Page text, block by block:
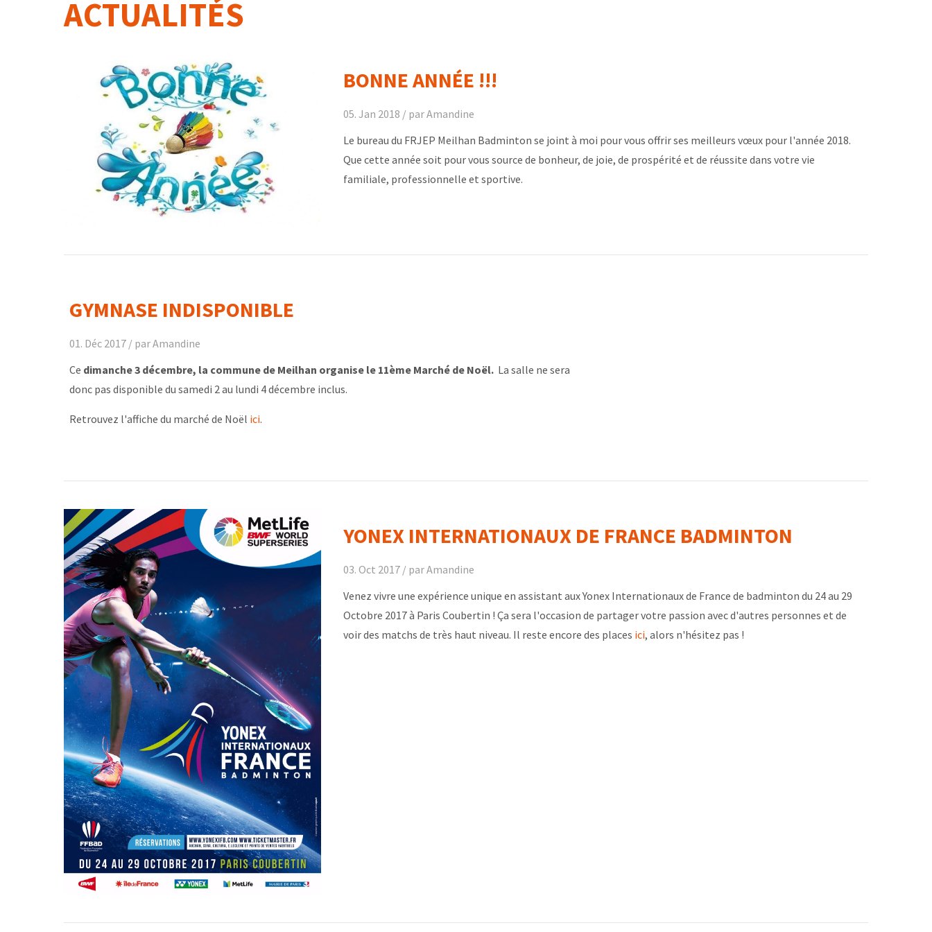
ACTUALITÉS
BONNE ANNÉE !!!
05. Jan 2018 / par Amandine
Le bureau du FRJEP Meilhan Badminton se joint à moi pour vous offrir ses meilleurs vœux pour l'année 2018.
Que cette année soit pour vous source de bonheur, de joie, de prospérité et de réussite dans votre vie
familiale, professionnelle et sportive.
GYMNASE INDISPONIBLE
01. Déc 2017 / par Amandine
Ce dimanche 3 décembre, la commune de Meilhan organise le 11ème Marché de Noël. La salle ne sera
donc pas disponible du samedi 2 au lundi 4 décembre inclus.
Retrouvez l'affiche du marché de Noël ici.
YONEX INTERNATIONAUX DE FRANCE BADMINTON
03. Oct 2017 / par Amandine
Venez vivre une expérience unique en assistant aux Yonex Internationaux de France de badminton du 24 au 29
Octobre 2017 à Paris Coubertin ! Ça sera l'occasion de partager votre passion avec d'autres personnes et de
voir des matchs de très haut niveau. Il reste encore des places ici, alors n'hésitez pas !